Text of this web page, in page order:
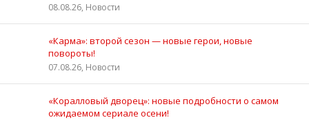
08.08.26, Новости
«Карма»: второй сезон — новые герои, новые
повороты!
07.08.26, Новости
«Коралловый дворец»: новые подробности о самом
ожидаемом сериале осени!